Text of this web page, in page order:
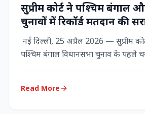
सुप्रीम कोर्ट ने पश्चिम बंगाल
चुनावों में रिकॉर्ड मतदान की
नागरिक शक्ति का प्रदर्शन
नई दिल्ली, 25 अप्रैल 2026 — सुप्रीम
पश्चिम बंगाल विधानसभा चुनाव के पहले
Read More